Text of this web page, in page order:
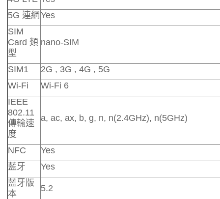
5G 連網 Yes
SIM
Card 類
型
nano-SIM
SIM1
2G , 3G , 4G , 5G
Wi-Fi
Wi-Fi 6
IEEE
802.11
傳輸速
度
a, ac, ax, b, g, n, n(2.4GHz), n(5GHz)
NFC
Yes
藍牙
Yes
藍牙版
本
5.2